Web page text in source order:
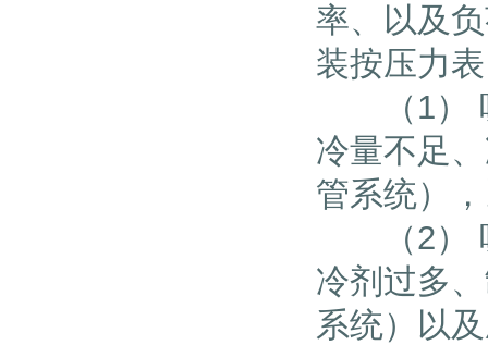
率、以及
装按压力
（1） 吸
冷量不足
管系统）
（2） 吸
冷剂过多
系统）以